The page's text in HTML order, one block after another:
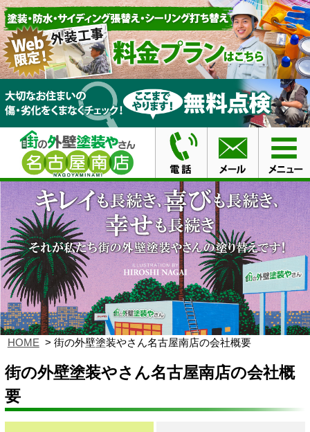
HOME 街の外壁塗装やさん名古屋南店の会社概要
街の外壁塗装やさん名古屋南店の会社概
要